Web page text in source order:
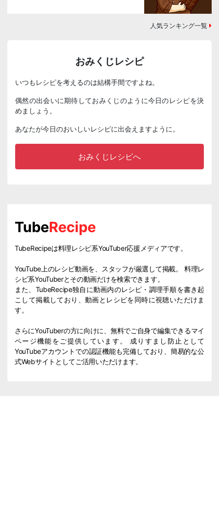
人気ランキング一覧
おみくじレシピ
いつもレシピを考えるのは結構手間ですよね。
偶然の出会いに期待しておみくじのように今日のレシピを決
めましょう。
あなたが今日のおいしいレシピに出会えますように。
おみくじレシピへ
TubeRecipe
TubeRecipeは料理レシピ系YouTuber応援メディアです。
YouTube上のレシピ動画を、スタッフが厳選して掲載。 料理レ
シピ系YouTuberとその動画だけを検索できます。
また、TubeRecipe独自に動画内のレシピ・調理手順を書き起
こして掲載しており、動画とレシピを同時に視聴いただけま
す。
さらにYouTuberの方に向けに、無料でご自身で編集できるマイ
ページ機能をご提供しています。 成りすまし防止として
YouTubeアカウントでの認証機能も完備しており、簡易的な公
式Webサイトとしてご活用いただけます。